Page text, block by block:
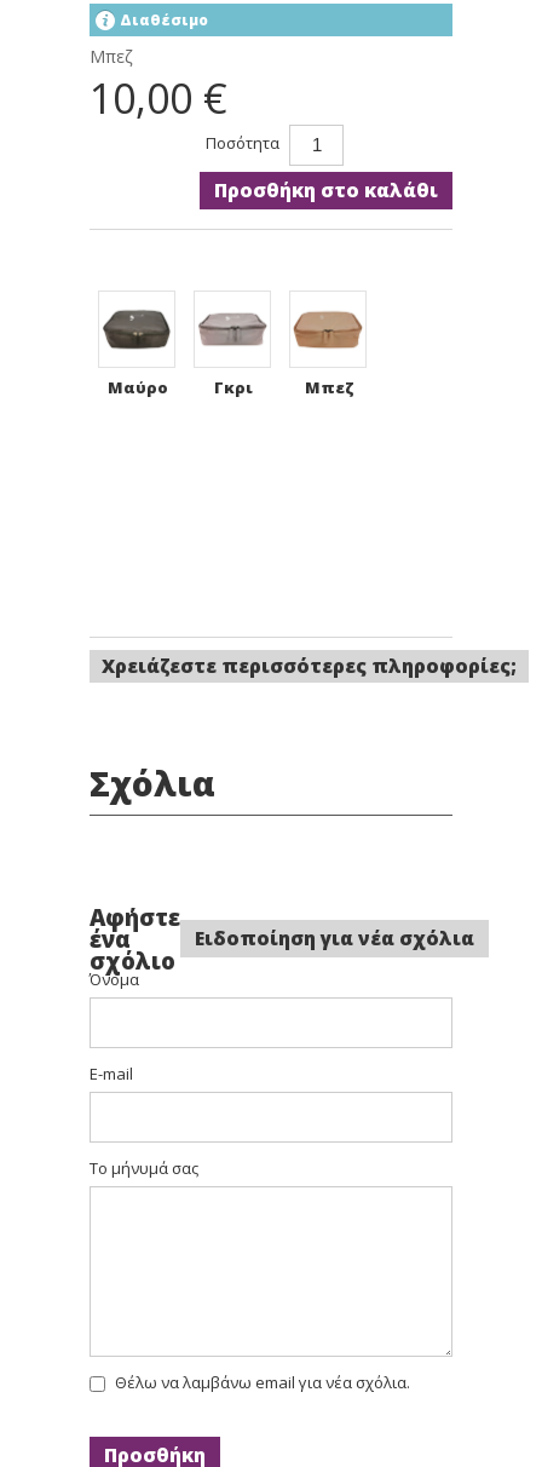
Διαθέσιμο
Μπεζ
10,00 €
Ποσότητα
Προσθήκη στο καλάθι
Μαύρο Γκρι Μπεζ
Χρειάζεστε περισσότερες πληροφορίες;
Σχόλια
Αφήστε
ένα
σχόλιο
Ειδοποίηση για νέα σχόλια
Όνομα
E-mail
Το μήνυμά σας
Θέλω να λαμβάνω email για νέα σχόλια.